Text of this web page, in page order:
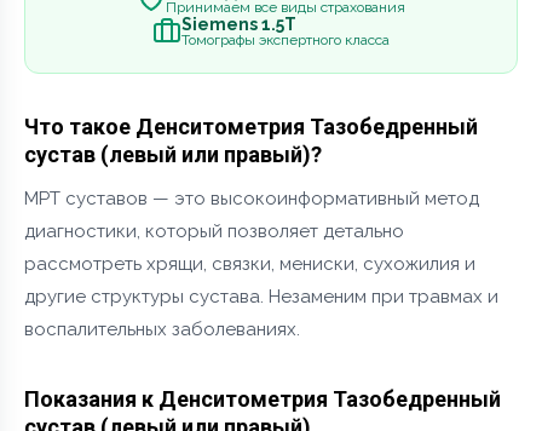
Принимаем все виды страхования
Siemens 1.5Т
Томографы экспертного класса
Что такое Денситометрия Тазобедренный
сустав (левый или правый)?
МРТ суставов — это высокоинформативный метод
диагностики, который позволяет детально
рассмотреть хрящи, связки, мениски, сухожилия и
другие структуры сустава. Незаменим при травмах и
воспалительных заболеваниях.
Показания к Денситометрия Тазобедренный